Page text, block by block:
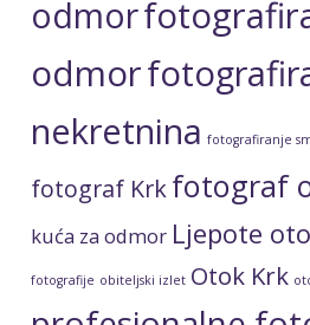
odmor
odmor
nekretnina fotografiranje
fotograf Krkfotograf
kuća za odmor Ljepote
fotografije obiteljski izlet Otok Krk